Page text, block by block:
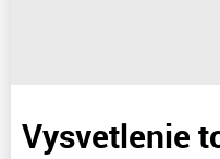
Vysvetlenie